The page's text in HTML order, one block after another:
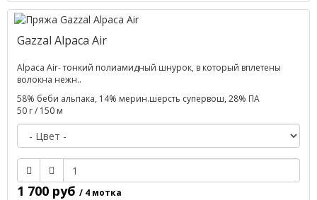
Gazzal Alpaca Air
Alpaca Air- тонкий полиамидный шнурок, в который вплетены
волокна нежн..
58% беби альпака, 14% мерин.шерсть супервош, 28% ПА
50 г / 150 м
1 700 руб / 4 мотка